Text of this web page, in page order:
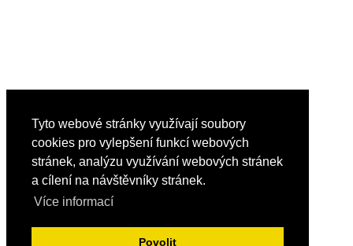
Tyto webové stránky využívají soubory
cookies pro vylepšení funkcí webových
stránek, analýzu využívání webových stránek
a cílení na návštěvníky stránek.
Více informací
Povolit